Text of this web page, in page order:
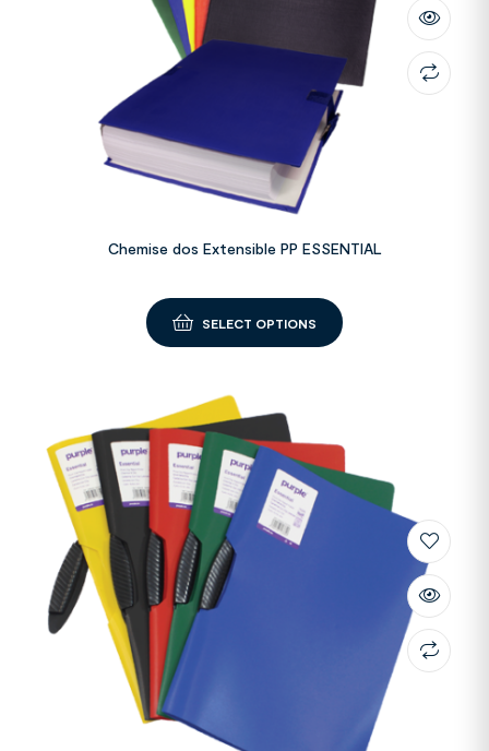
Chemise dos Extensible PP ESSENTIAL
SELECT OPTIONS